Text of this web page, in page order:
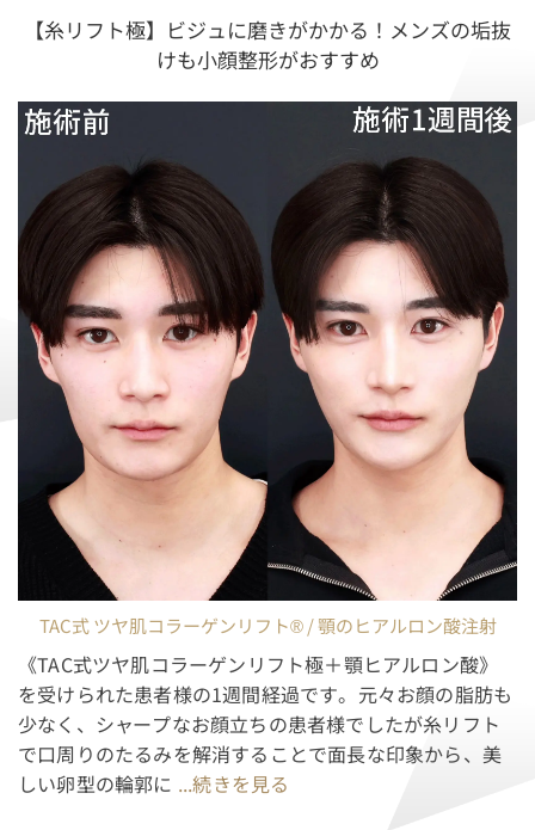
【糸リフト極】ビジュに磨きがかかる！メンズの垢抜
けも小顔整形がおすすめ
TAC式 ツヤ肌コラーゲンリフト® / 顎のヒアルロン酸注射
《TAC式ツヤ肌コラーゲンリフト極＋顎ヒアルロン酸》
を受けられた患者様の1週間経過です。元々お顔の脂肪も
少なく、シャープなお顔立ちの患者様でしたが糸リフト
で口周りのたるみを解消することで面長な印象から、美
しい卵型の輪郭に ...続きを見る